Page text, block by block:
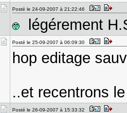
Posté le 24-09-2007 à 21:22:46
légérement
Posté le 25-09-2007 à 06:09:30
hop editage
..et recentrons
Posté le 26-09-2007 à 15:33:32